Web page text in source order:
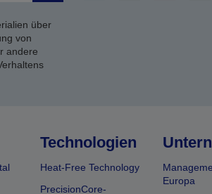
über
von
andere
Technologien
Heat-Free Technology
PrecisionCore-
Europa